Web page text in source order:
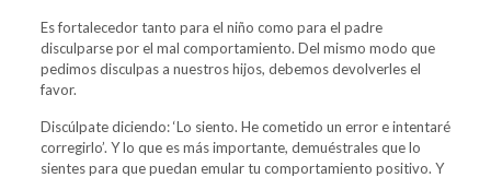
Es fortalecedor tanto para el niño como para el padre
disculparse por el mal comportamiento. Del mismo modo que
pedimos disculpas a nuestros hijos, debemos devolverles el
favor.
Discúlpate diciendo: ‘Lo siento. He cometido un error e intentaré
corregirlo’. Y lo que es más importante, demuéstrales que lo
sientes para que puedan emular tu comportamiento positivo. Y